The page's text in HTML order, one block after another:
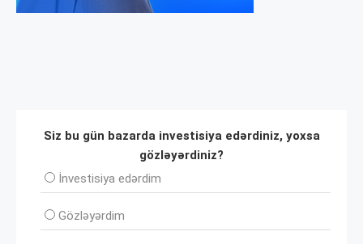
Siz bu gün bazarda investisiya edərdiniz, yoxsa
gözləyərdiniz?
İnvеstisiya edərdim
Gözləyərdim